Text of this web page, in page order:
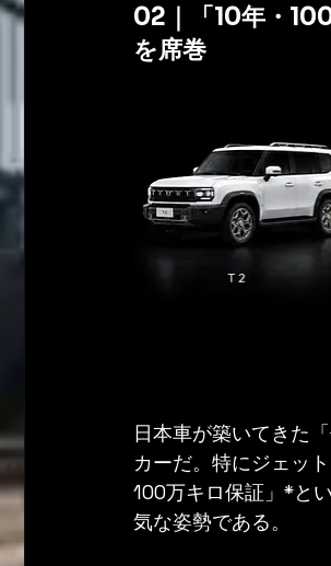
02｜「10年・
を席巻
日本車が築いてきた
カーだ。特にジェッ
100万キロ保証」*と
気な姿勢である。